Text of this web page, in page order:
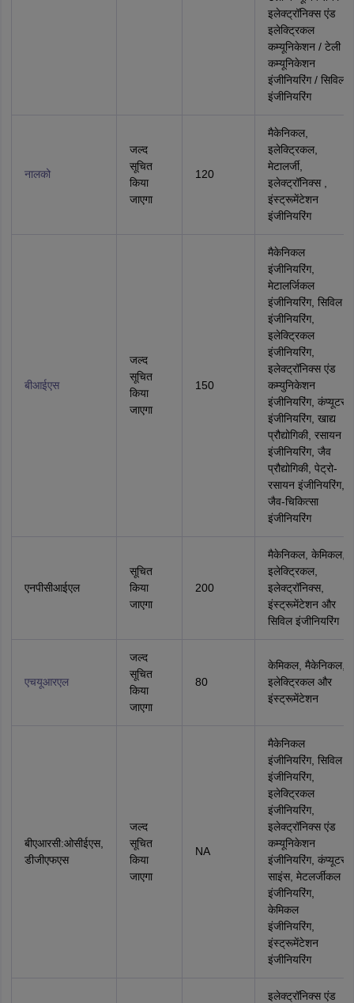
इलेक्ट्रॉनिक्स एंड
इलेक्ट्रिकल
कम्यूनिकेशन / टेली
कम्यूनिकेशन
इंजीनियरिंग / सिविल
इंजीनियरिंग
नालको
जल्द
सूचित
किया
जाएगा
120
मैकेनिकल,
इलेक्ट्रिकल,
मेटालर्जी,
इलेक्ट्रॉनिक्स ,
इंस्ट्रूमेंटेशन
इंजीनियरिंग
बीआईएस
जल्द
सूचित
किया
जाएगा
150
मैकेनिकल
इंजीनियरिंग,
मेटालर्जिकल
इंजीनियरिंग, सिविल
इंजीनियरिंग,
इलेक्ट्रिकल
इंजीनियरिंग,
इलेक्ट्रॉनिक्स एंड
कम्युनिकेशन
इंजीनियरिंग, कंप्यूटर
इंजीनियरिंग, खाद्य
प्रौद्योगिकी, रसायन
इंजीनियरिंग, जैव
प्रौद्योगिकी, पेट्रो-
रसायन इंजीनियरिंग,
जैव-चिकित्सा
इंजीनियरिंग
एनपीसीआईएल
सूचित
किया
जाएगा
200
मैकेनिकल, केमिकल,
इलेक्ट्रिकल,
इलेक्ट्रॉनिक्स,
इंस्ट्रूमेंटेशन और
सिविल इंजीनियरिंग
एचयूआरएल
जल्द
सूचित
किया
जाएगा
80
केमिकल, मैकेनिकल,
इलेक्ट्रिकल और
इंस्ट्रूमेंटेशन
बीएआरसी:ओसीईएस,
डीजीएफएस
जल्द
सूचित
किया
जाएगा
NA
मैकेनिकल
इंजीनियरिंग, सिविल
इंजीनियरिंग,
इलेक्ट्रिकल
इंजीनियरिंग,
इलेक्ट्रॉनिक्स एंड
कम्यूनिकेशन
इंजीनियरिंग, कंप्यूटर
साइंस, मेटलर्जीकल
इंजीनियरिंग,
केमिकल
इंजीनियरिंग,
इंस्ट्रूमेंटेशन
इंजीनियरिंग
इलेक्ट्रॉनिक्स एंड